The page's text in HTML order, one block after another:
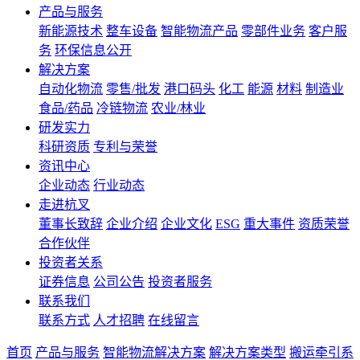
产品与服务
新能源技术 整车设备 智能物流产品 零部件业务 客户服
务 环保信息公开
解决方案
自动化物流 零售/批发 港口码头 化工 能源 材料 制造业
食品/药品 冷链物流 农业/林业
研发实力
科研资质 专利与荣誉
资讯中心
企业动态 行业动态
走进杭叉
董事长致辞 企业介绍 企业文化 ESG 重大事件 资质荣誉
合作伙伴
投资者关系
证券信息 公司公告 投资者服务
联系我们
联系方式 人才招聘 在线留言
首页 产品与服务 智能物流解决方案 解决方案类型 搬运牵引系